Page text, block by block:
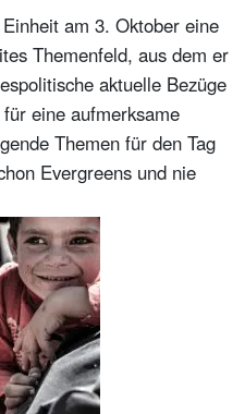
am 3. Oktober eine
Themenfeld, aus dem er
aktuelle Bezüge
eine aufmerksame
Themen für den Tag
Evergreens und nie